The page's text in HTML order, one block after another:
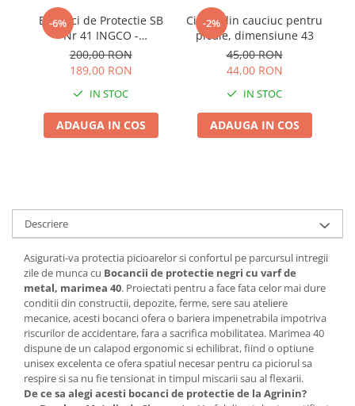
Seminte trifoi
Pesticide
Ingrasaminte plante
Ingrasaminte plante - CUTIE / KG
Ingrasaminte plante - ECOLOGICE
Ingrasaminte plante - FLORI
Ingrasaminte plante - FLORI - GEL
Casa, Gradina
Accesorii agricole
-6%
Bocanci de Protectie SB
Nr 41 INGCO -
Incaltaminte de Lucru cu
Bombeu Metalic pentru
Santier si Agricultura
200,00 RON
189,00 RON
IN STOC
ADAUGA IN COS
-2%
Cizme din cauciuc pentru
ploaie, dimensiune 43
45,00 RON
44,00 RON
IN STOC
ADAUGA IN COS
Descriere
Asigurati-va protectia picioarelor si confortul pe parcursul intregii
zile de munca cu Bocancii de protectie negri cu varf de
metal, marimea 40. Proiectati pentru a face fata celor mai dure
conditii din constructii, depozite, ferme, sere sau ateliere
mecanice, acesti bocanci ofera o bariera impenetrabila impotriva
riscurilor de accidentare, fara a sacrifica mobilitatea. Marimea 40
dispune de un calapod ergonomic si echilibrat, fiind o optiune
unisex excelenta ce ofera spatiul necesar pentru ca piciorul sa
respire si sa nu fie tensionat in timpul miscarii sau al flexarii.
De ce sa alegi acesti bocanci de protectie de la Agrinin?